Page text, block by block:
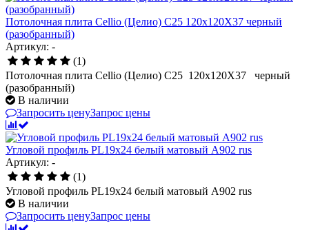
Потолочная плита Cellio (Целио) C25 120x120X37 черный
(разобранный)
Артикул: -
(1)
Потолочная плита Cellio (Целио) C25 120x120X37 черный
(разобранный)
В наличии
Запросить ценуЗапрос цены
Угловой профиль PL19x24 белый матовый A902 rus
Артикул: -
(1)
Угловой профиль PL19x24 белый матовый A902 rus
В наличии
Запросить ценуЗапрос цены